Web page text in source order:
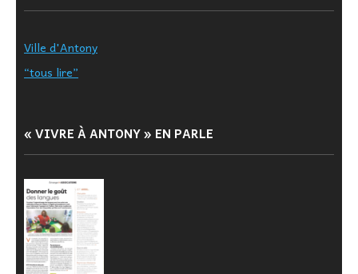
Ville d'Antony
“tous lire”
« VIVRE À ANTONY » EN PARLE